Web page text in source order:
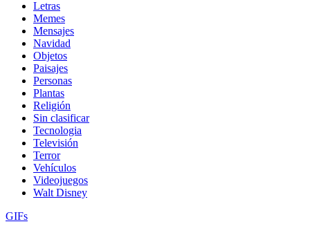
Letras
Memes
Mensajes
Navidad
Objetos
Paisajes
Personas
Plantas
Religión
Sin clasificar
Tecnologia
Televisión
Terror
Vehículos
Videojuegos
Walt Disney
GIFs